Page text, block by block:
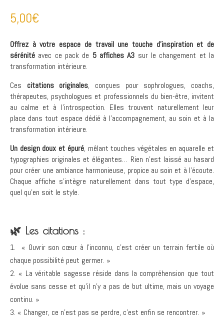
5,00€
Offrez à votre espace de travail une touche d’inspiration et de
sérénité avec ce pack de 5 affiches A3 sur le changement et la
transformation intérieure.
Ces citations originales, conçues pour sophrologues, coachs,
thérapeutes, psychologues et professionnels du bien-être, invitent
au calme et à l’introspection. Elles trouvent naturellement leur
place dans tout espace dédié à l’accompagnement, au soin et à la
transformation intérieure.
Un design doux et épuré, mêlant touches végétales en aquarelle et
typographies originales et élégantes… Rien n’est laissé au hasard
pour créer une ambiance harmonieuse, propice au soin et à l’écoute.
Chaque affiche s’intègre naturellement dans tout type d’espace,
quel qu’en soit le style.
🌿 Les citations :
« Ouvrir son cœur à l’inconnu, c’est créer un terrain fertile où
chaque possibilité peut germer. »
« La véritable sagesse réside dans la compréhension que tout
évolue sans cesse et qu’il n’y a pas de but ultime, mais un voyage
continu. »
« Changer, ce n’est pas se perdre, c’est enfin se rencontrer. »